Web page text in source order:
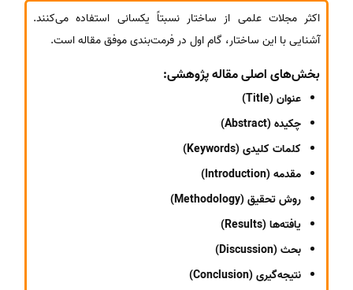
اکثر مجلات علمی از ساختار نسبتاً یکسانی استفاده می‌کنند.
آشنایی با این ساختار، گام اول در فرمت‌بندی موفق مقاله است.
بخش‌های اصلی مقاله پژوهشی:
عنوان (Title)
چکیده (Abstract)
کلمات کلیدی (Keywords)
مقدمه (Introduction)
روش تحقیق (Methodology)
یافته‌ها (Results)
بحث (Discussion)
نتیجه‌گیری (Conclusion)